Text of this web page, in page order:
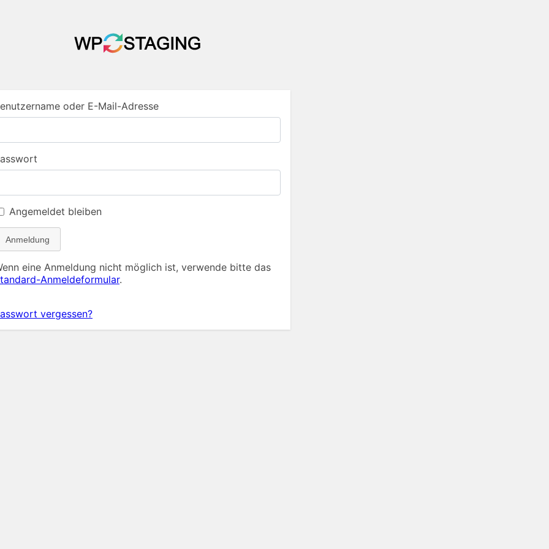
oder E-Mail-Adresse
Angemeldet bleiben
Anmeldung
eine Anmeldung nicht möglich ist, verwende bitte das
Anmeldeformular.
vergessen?